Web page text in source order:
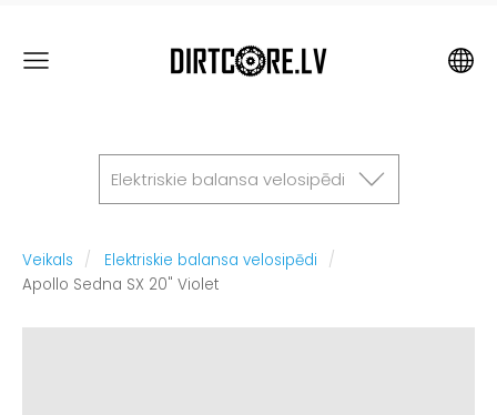
Elektriskie balansa velosipēdi
Veikals
Elektriskie balansa velosipēdi
Apollo Sedna SX 20" Violet